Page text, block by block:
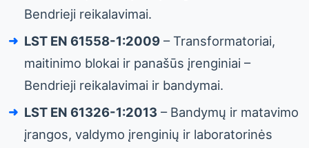
Bendrieji reikalavimai.
LST EN 61558-1:2009 – Transformatoriai,
maitinimo blokai ir panašūs įrenginiai –
Bendrieji reikalavimai ir bandymai.
LST EN 61326-1:2013 – Bandymų ir matavimo
įrangos, valdymo įrenginių ir laboratorinės